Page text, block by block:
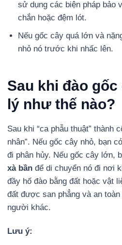
sử dụng các biện pháp bảo
chắn hoặc đệm lót.
Nếu gốc cây quá lớn và
nhỏ nó trước khi nhấc lên.
Sau khi đào
lý như thế nào?
Sau khi “ca phẫu thuật” thành
nhân”. Nếu gốc cây nhỏ, bạn
đi phân hủy. Nếu gốc cây lớn,
xà bần để di chuyển nó đi nơi
đầy hố đào bằng đất hoặc vật
đất được san phẳng và an
người khác.
Lưu ý: